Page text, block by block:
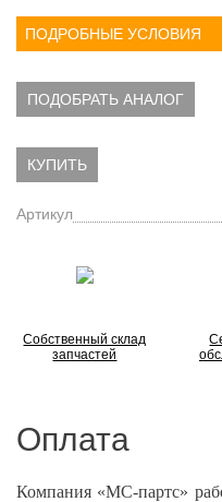
ПОДРОБНЫЕ УСЛОВИЯ
ПОДОБРАТЬ АНАЛОГ
КУПИТЬ
Артикул
Собственный склад
запчастей
Оплата
Компания «МС-партс»